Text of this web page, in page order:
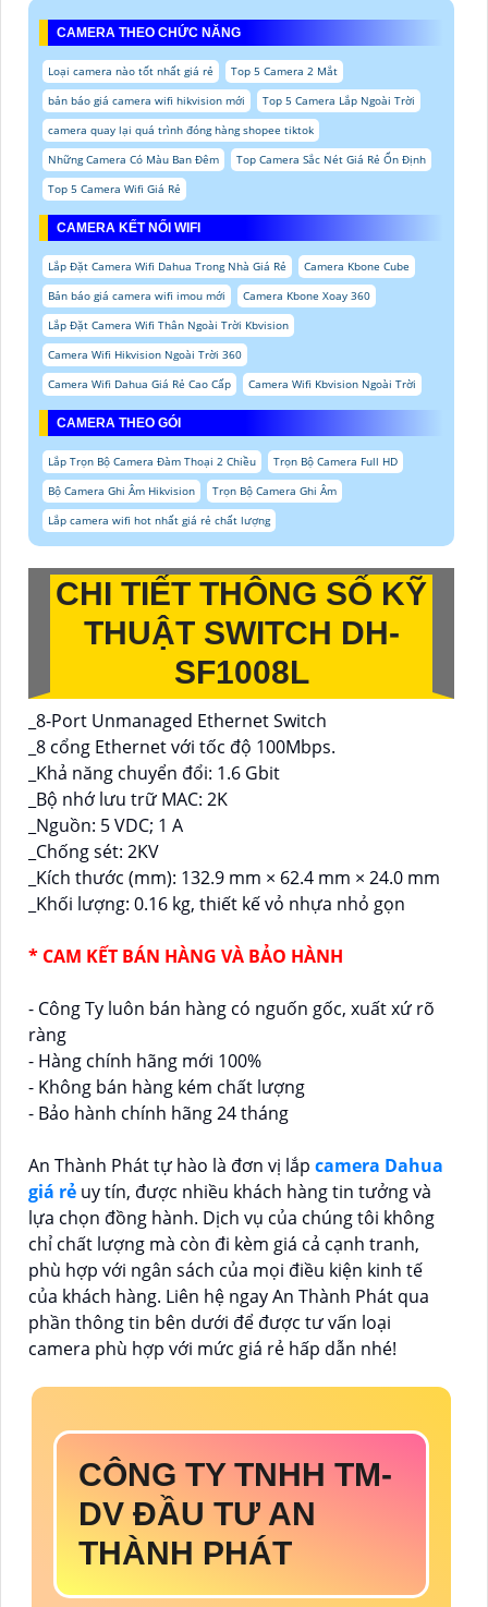
CAMERA THEO CHỨC NĂNG
Loại camera nào tốt nhất giá rẻ
Top 5 Camera 2 Mắt
bản báo giá camera wifi hikvision mới
Top 5 Camera Lắp Ngoài Trời
camera quay lại quá trình đóng hàng shopee tiktok
Những Camera Có Màu Ban Đêm
Top Camera Sắc Nét Giá Rẻ Ổn Định
Top 5 Camera Wifi Giá Rẻ
CAMERA KẾT NỐI WIFI
Lắp Đặt Camera Wifi Dahua Trong Nhà Giá Rẻ
Camera Kbone Cube
Bản báo giá camera wifi imou mới
Camera Kbone Xoay 360
Lắp Đặt Camera Wifi Thân Ngoài Trời Kbvision
Camera Wifi Hikvision Ngoài Trời 360
Camera Wifi Dahua Giá Rẻ Cao Cấp
Camera Wifi Kbvision Ngoài Trời
CAMERA THEO GÓI
Lắp Trọn Bộ Camera Đàm Thoại 2 Chiều
Trọn Bộ Camera Full HD
Bộ Camera Ghi Âm Hikvision
Trọn Bộ Camera Ghi Âm
Lắp camera wifi hot nhất giá rẻ chất lượng
CHI TIẾT THÔNG SỐ KỸ
THUẬT SWITCH DH-
SF1008L
_8-Port Unmanaged Ethernet Switch
_8 cổng Ethernet với tốc độ 100Mbps.
_Khả năng chuyển đổi: 1.6 Gbit
_Bộ nhớ lưu trữ MAC: 2K
_Nguồn: 5 VDC; 1 A
_Chống sét: 2KV
_Kích thước (mm): 132.9 mm × 62.4 mm × 24.0 mm
_Khối lượng: 0.16 kg, thiết kế vỏ nhựa nhỏ gọn
* CAM KẾT BÁN HÀNG VÀ BẢO HÀNH
- Công Ty luôn bán hàng có nguốn gốc, xuất xứ rõ
ràng
- Hàng chính hãng mới 100%
- Không bán hàng kém chất lượng
- Bảo hành chính hãng 24 tháng
An Thành Phát tự hào là đơn vị lắp camera Dahua
giá rẻ uy tín, được nhiều khách hàng tin tưởng và
lựa chọn đồng hành. Dịch vụ của chúng tôi không
chỉ chất lượng mà còn đi kèm giá cả cạnh tranh,
phù hợp với ngân sách của mọi điều kiện kinh tế
của khách hàng. Liên hệ ngay An Thành Phát qua
phần thông tin bên dưới để được tư vấn loại
camera phù hợp với mức giá rẻ hấp dẫn nhé!
CÔNG TY TNHH TM-
DV ĐẦU TƯ AN
THÀNH PHÁT